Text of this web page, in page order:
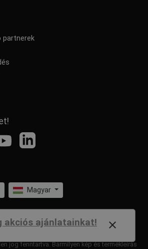
akciós ajánlatainkat! close
partnerek
Magyar
jog fenntartva. Bármilyen kép és termékleírás